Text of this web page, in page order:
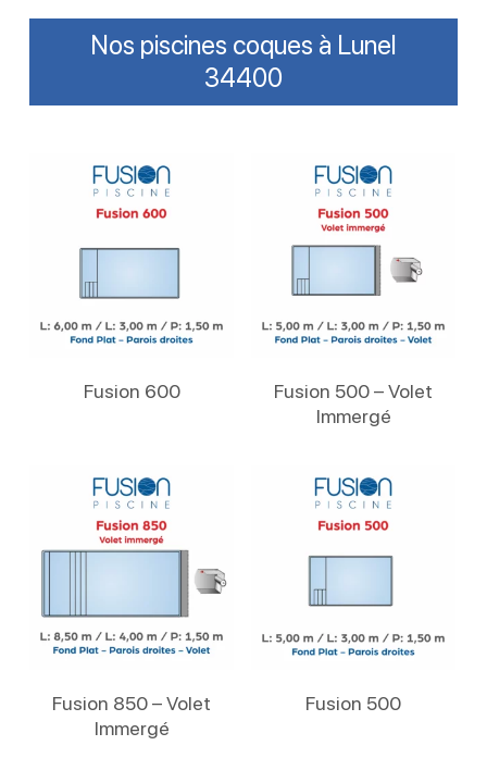
Nos piscines coques à Lunel
34400
Fusion 600
Fusion 500 – Volet
Immergé
Fusion 850 – Volet
Immergé
Fusion 500